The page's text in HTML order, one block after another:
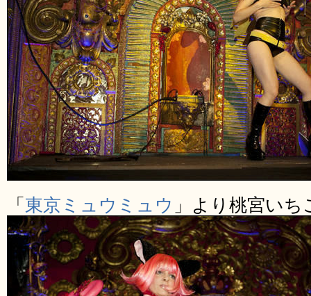
「 東京ミュウミュウ 」より桃宮いち